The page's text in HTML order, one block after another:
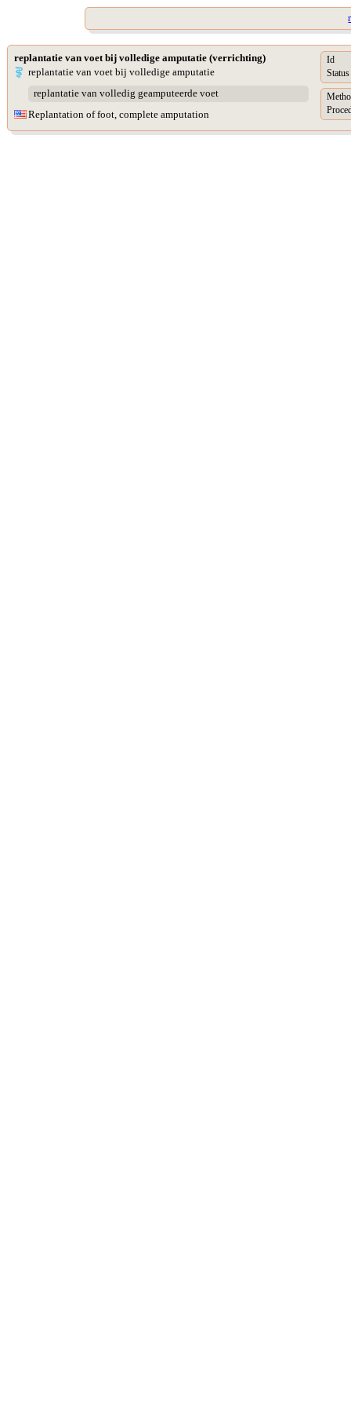
replantatie van voet bij volledige amputatie (verrichting)
replantatie van voet bij volledige amputatie
replantatie van volledig geamputeerde voet
Replantation of foot, complete amputation
Id
Status